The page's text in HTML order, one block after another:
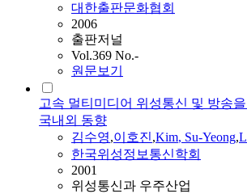
대한출판문화협회
2006
출판저널
Vol.369 No.-
원문보기
고속 멀티미디어 위성통신 및 방송
국내외 동향
김수영,이호진,Kim, Su-Yeong,
한국위성정보통신학회
2001
위성통신과 우주산업